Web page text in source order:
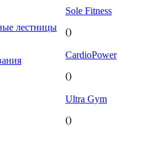
лестницы
Sole Fitness
()
CardioPower
()
Ultra Gym
()